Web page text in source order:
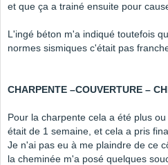
et que ça a trainé ensuite pour
L'ingé béton m'a indiqué toutefois
normes sismiques c'était pas
CHARPENTE –COUVERTURE –
Pour la charpente cela a été plus
était de 1 semaine, et cela a pris
Je n'ai pas eu à me plaindre de ce
la cheminée m'a posé quelques